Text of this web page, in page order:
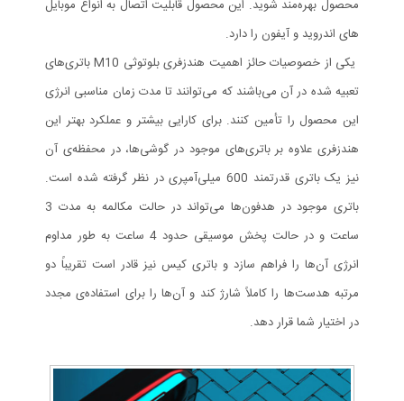
محصول بهره‌مند شوید. این محصول قابلیت اتصال به انواع موبایل
های اندروید و آیفون را دارد.
یکی از خصوصیات حائز اهمیت هندزفری بلوتوثی M10 باتری‌های
تعبیه شده در آن می‌باشند که می‌توانند تا مدت زمان مناسبی انرژی
این محصول را تأمین کنند. برای کارایی بیشتر و عملکرد بهتر این
هندزفری علاوه بر باتری‌های موجود در گوشی‌ها، در محفظه‌ی آن
نیز یک باتری قدرتمند 600 میلی‌آمپری در نظر گرفته شده است.
باتری‌ موجود در هدفون‌ها می‌تواند در حالت مکالمه به مدت 3
ساعت و در حالت پخش موسیقی حدود 4 ساعت به طور مداوم
انرژی آن‌ها را فراهم سازد و باتری کیس نیز قادر است تقریباً دو
مرتبه هدست‌ها را کاملاً شارژ کند و آن‌ها را برای استفاده‌ی مجدد
در اختیار شما قرار دهد.